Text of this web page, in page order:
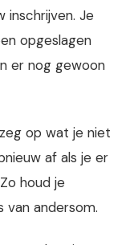
inschrijven. Je
opgeslagen
er nog gewoon
op wat je niet
af als je er
houd je
andersom.